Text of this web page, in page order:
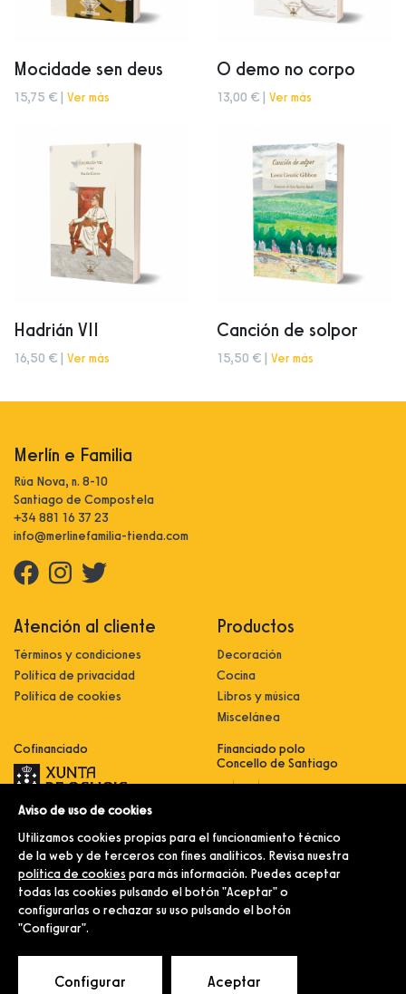
Mocidade sen deus
15,75 € | Ver más
O demo no corpo
13,00 € | Ver más
Hadrián VII
16,50 € | Ver más
Canción de solpor
15,50 € | Ver más
Merlín e Familia
Rúa Nova, n. 8-10
Santiago de Compostela
+34 881 16 37 23
info@merlinefamilia-tienda.com
Atención al cliente
Términos y condiciones
Política de privacidad
Política de cookies
Productos
Decoración
Cocina
Libros y música
Miscelánea
Cofinanciado
Innovación, dixitalización e
comercialización e expansión do
sector comercial e artesanal
Implantación e pulo da estratexia
dixital e modernización do sector
comercial e artesanal (CO300C
2021)
Financiado polo
Concello de Santiago
© Merlín e Familia.
Aviso de uso de cookies
Utilizamos cookies propias para el funcionamiento técnico
de la web y de terceros con fines analíticos. Revisa nuestra
política de cookies para más información. Puedes aceptar
todas las cookies pulsando el botón "Aceptar" o
configurarlas o rechazar su uso pulsando el botón
"Configurar".
Configurar Aceptar